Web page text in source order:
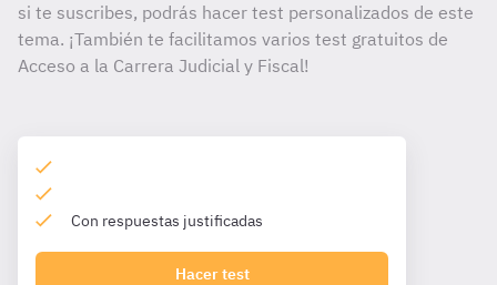
si te suscribes, podrás hacer test personalizados de este
tema. ¡También te facilitamos varios test gratuitos de
Acceso a la Carrera Judicial y Fiscal!
Con respuestas justificadas
Hacer test